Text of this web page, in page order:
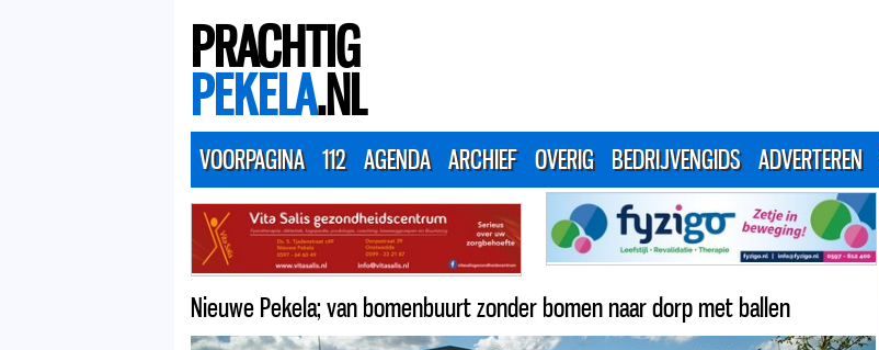
PRACHTIG
PEKELA.NL
VOORPAGINA 112 AGENDA ARCHIEF OVERIG BEDRIJVENGIDS ADVERTEREN
Nieuwe Pekela; van bomenbuurt zonder bomen naar dorp met ballen